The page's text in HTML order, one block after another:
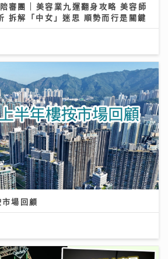
審團 | 美容業九運翻身攻略 美容師
拆解「中女」迷思 順勢而行是關鍵
場回顧